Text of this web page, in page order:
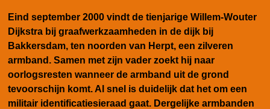
Eind september 2000 vindt de tienjarige Willem-Wouter
Dijkstra bij graafwerkzaamheden in de dijk bij
Bakkersdam, ten noorden van Herpt, een zilveren
armband. Samen met zijn vader zoekt hij naar
oorlogsresten wanneer de armband uit de grond
tevoorschijn komt. Al snel is duidelijk dat het om een
militair identificatiesieraad gaat. Dergelijke armbanden